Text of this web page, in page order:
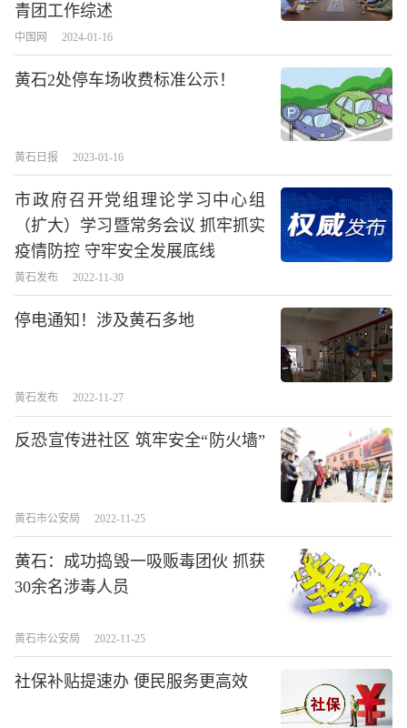
青团工作综述
中国网 2024-01-16
黄石2处停车场收费标准公示！
黄石日报 2023-01-16
市政府召开党组理论学习中心组
（扩大）学习暨常务会议 抓牢抓实
疫情防控 守牢安全发展底线
黄石发布 2022-11-30
停电通知！涉及黄石多地
黄石发布 2022-11-27
反恐宣传进社区 筑牢安全“防火墙”
黄石市公安局 2022-11-25
黄石：成功捣毁一吸贩毒团伙 抓获
30余名涉毒人员
黄石市公安局 2022-11-25
社保补贴提速办 便民服务更高效